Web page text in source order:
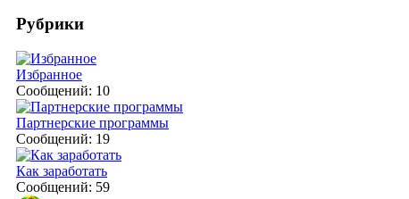
Рубрики
Избранное
Сообщений: 10
Партнерские программы
Сообщений: 19
Как заработать
Сообщений: 59